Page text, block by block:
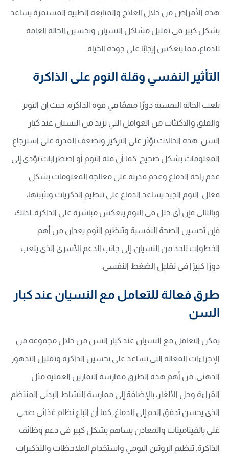
هذه الأمراض من خلال العلاج والمتابعة الطبية المستمرة يساعد
بشكل كبير في تقليل مشاكل النسيان وتحسين الحالة العامة
للدماغ، مما ينعكس إيجابًا على جودة الحياة.
التأثير النفسي وقلة النوم على الذاكرة
تلعب الحالة النفسية دورًا مهمًا في قوة الذاكرة، حيث إن التوتر
والقلق والاكتئاب من العوامل التي تزيد من النسيان عند كبار
السن. هذه الحالات تؤثر على التركيز وتضعف القدرة على استرجاع
المعلومات بشكل صحيح. كما أن قلة النوم أو اضطرابات تؤدي إلى
عدم راحة الدماغ وعدم قدرته على معالجة المعلومات بشكل
فعال. النوم الجيد يساعد الدماغ على تنظيم الذكريات وتثبيتها،
وبالتالي فإن أي خلل في النوم ينعكس مباشرة على الذاكرة. لذلك
فإن تحسين الصحة النفسية وتنظيم النوم يعدان من أهم
الخطوات للحد من النسيان، إلى جانب الدعم الأسري الذي يلعب
دورًا كبيرًا في تقليل الضغط النفسي.
طرق فعالة للتعامل مع النسيان عند كبار
السن
يمكن التعامل مع النسيان عند كبار السن من خلال مجموعة من
الإجراءات الفعالة التي تساعد على تحسين الذاكرة وتقليل التدهور
الذهني. من أهم هذه الطرق ممارسة التمارين العقلية مثل
القراءة وحل الألغاز، بالإضافة إلى ممارسة النشاط البدني المنتظم
الذي يحسن تدفق الدم إلى الدماغ. كما أن اتباع نظام غذائي صحي
غني بالفيتامينات والمعادن يساهم بشكل كبير في دعم وظائف
الذاكرة. تنظيم الروتين اليومي واستخدام الملاحظات والتذكيرات